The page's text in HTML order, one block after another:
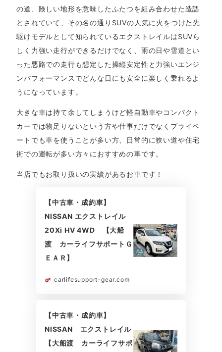
の道、険しい地形を意味したふたつを組み合わせた造語
とされていて、その名の通りSUVの人気に火をつけた先
駆けモデルとして知られているエクストレイルはSUVら
しく力強い走行ができるだけでなく、雨の日や雪道とい
った悪路での走行も想定した操縦安定性と力強いエンジ
ンパフォーマンスでどんな日にも安全に楽しく乗れるよ
うになっています。
大きな車は持て余してしまうけど軽自動車やコンパクト
カーでは物足りないという方や仕事だけでなくプライベ
ートでも車を使うことが多い方、日常的に狭い道や住宅
街での運転が多い方々におすすめの車です。
当店でもお取り扱いの実績があるお車です！
【中古車・成約車】
NISSAN エクストレイル
20Xi HV 4WD 【大船
渡 カーライフサポートＧ
ＥＡＲ】
carlifesupport-gear.com
【中古車・成約車】
NISSAN エクストレイル
【大船渡 カーライフサポ